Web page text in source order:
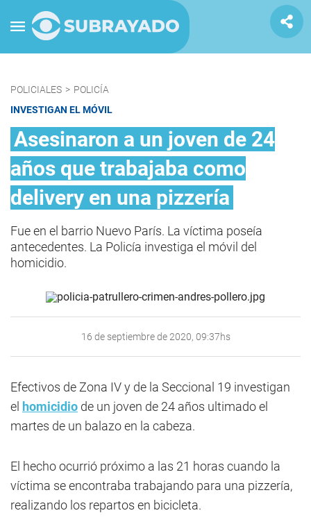
POLICIALES > POLICÍA
INVESTIGAN EL MÓVIL
Asesinaron a un joven de 24
años que trabajaba como
delivery en una pizzería
Fue en el barrio Nuevo París. La víctima poseía
antecedentes. La Policía investiga el móvil del
homicidio.
16 de septiembre de 2020, 09:37hs
Efectivos de Zona IV y de la Seccional 19 investigan
el homicidio de un joven de 24 años ultimado el
martes de un balazo en la cabeza.
El hecho ocurrió próximo a las 21 horas cuando la
víctima se encontraba trabajando para una pizzería,
realizando los repartos en bicicleta.